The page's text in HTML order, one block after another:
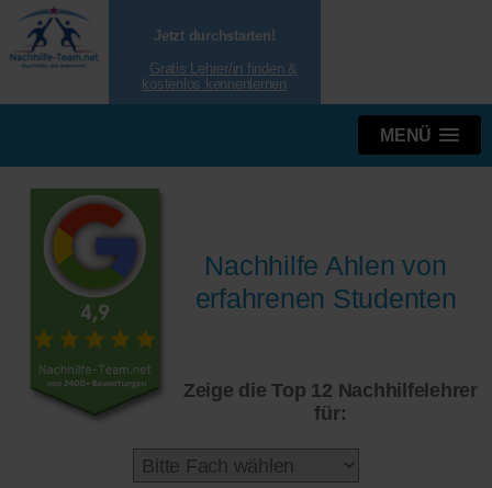
Jetzt durchstarten!
Gratis Lehrer/in finden &
kostenlos kennenlernen
MENÜ
Nachhilfe Ahlen von
erfahrenen Studenten
Zeige die Top 12 Nachhilfelehrer
für: